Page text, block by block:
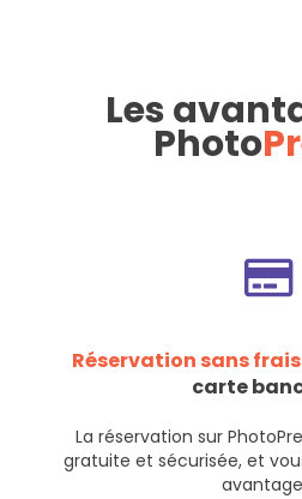
Les
Photo
Réservation sans
carte
La réservation sur
gratuite et sécurisée, et